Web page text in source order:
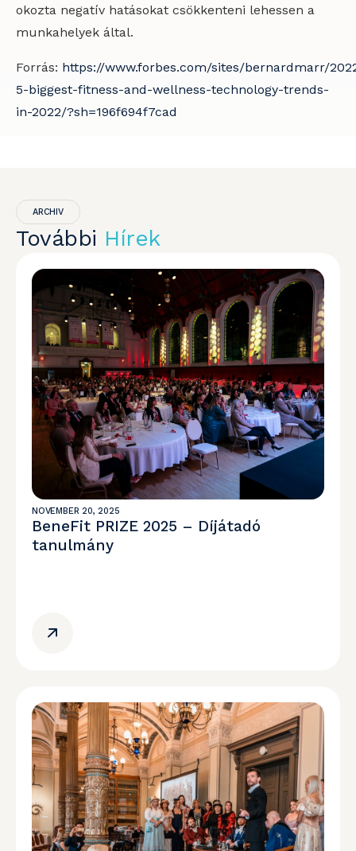
okozta negatív hatásokat csökkenteni lehessen a
munkahelyek által.
Forrás: https://www.forbes.com/sites/bernardmarr/
5-biggest-fitness-and-wellness-technology-trends-
in-2022/?sh=196f694f7cad
ARCHIV
További Hírek
NOVEMBER 20, 2025
BeneFit PRIZE 2025 – Díjátadó
tanulmány